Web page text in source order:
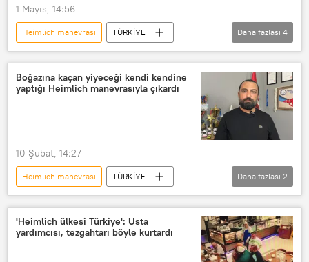
1 Mayıs, 14:56
Heimlich manevrası
TÜRKİYE
Konya
Türkiye
Haberler
Polis
Daha fazlası 4
Boğazına kaçan yiyeceği kendi kendine
yaptığı Heimlich manevrasıyla çıkardı
10 Şubat, 14:27
Heimlich manevrası
TÜRKİYE
Türkiye
Osmaniye
Daha fazlası 2
'Heimlich ülkesi Türkiye': Usta
yardımcısı, tezgahtarı böyle kurtardı